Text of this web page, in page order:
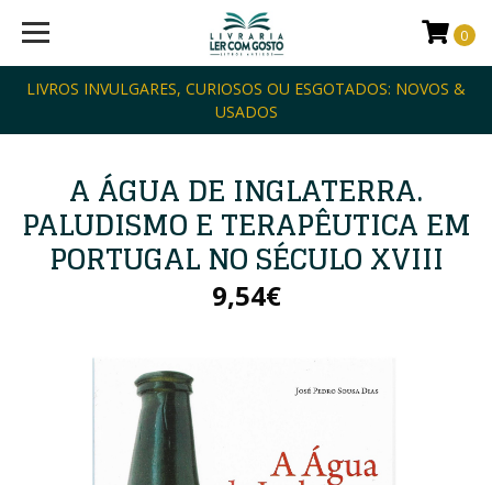
LIVROS INVULGARES, CURIOSOS OU ESGOTADOS: NOVOS &
USADOS
0
A ÁGUA DE INGLATERRA.
PALUDISMO E TERAPÊUTICA EM
PORTUGAL NO SÉCULO XVIII
9,54€